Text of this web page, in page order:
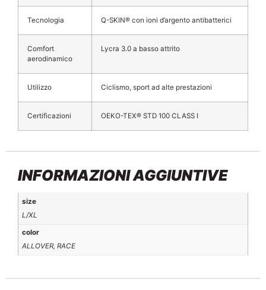
Tecnologia Q-SKIN® con ioni d’argento antibatterici
Comfort
aerodinamico
Lycra 3.0 a basso attrito
Utilizzo Ciclismo, sport ad alte prestazioni
Certificazioni OEKO-TEX® STD 100 CLASS I
INFORMAZIONI AGGIUNTIVE
size
L/XL
color
ALLOVER, RACE